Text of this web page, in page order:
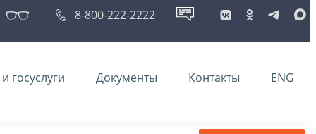
8-800-222-2222
госуслуги Документы Контакты ENG